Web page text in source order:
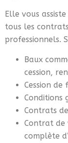
Elle vous
tous les
professionnels.
Baux
cession,
Cession
Conditions
Contrats
Contrat de
complète